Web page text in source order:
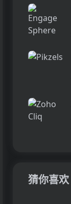
猜你喜欢